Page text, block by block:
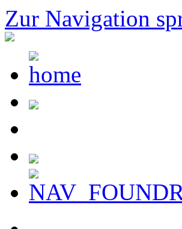
Zur Navigation